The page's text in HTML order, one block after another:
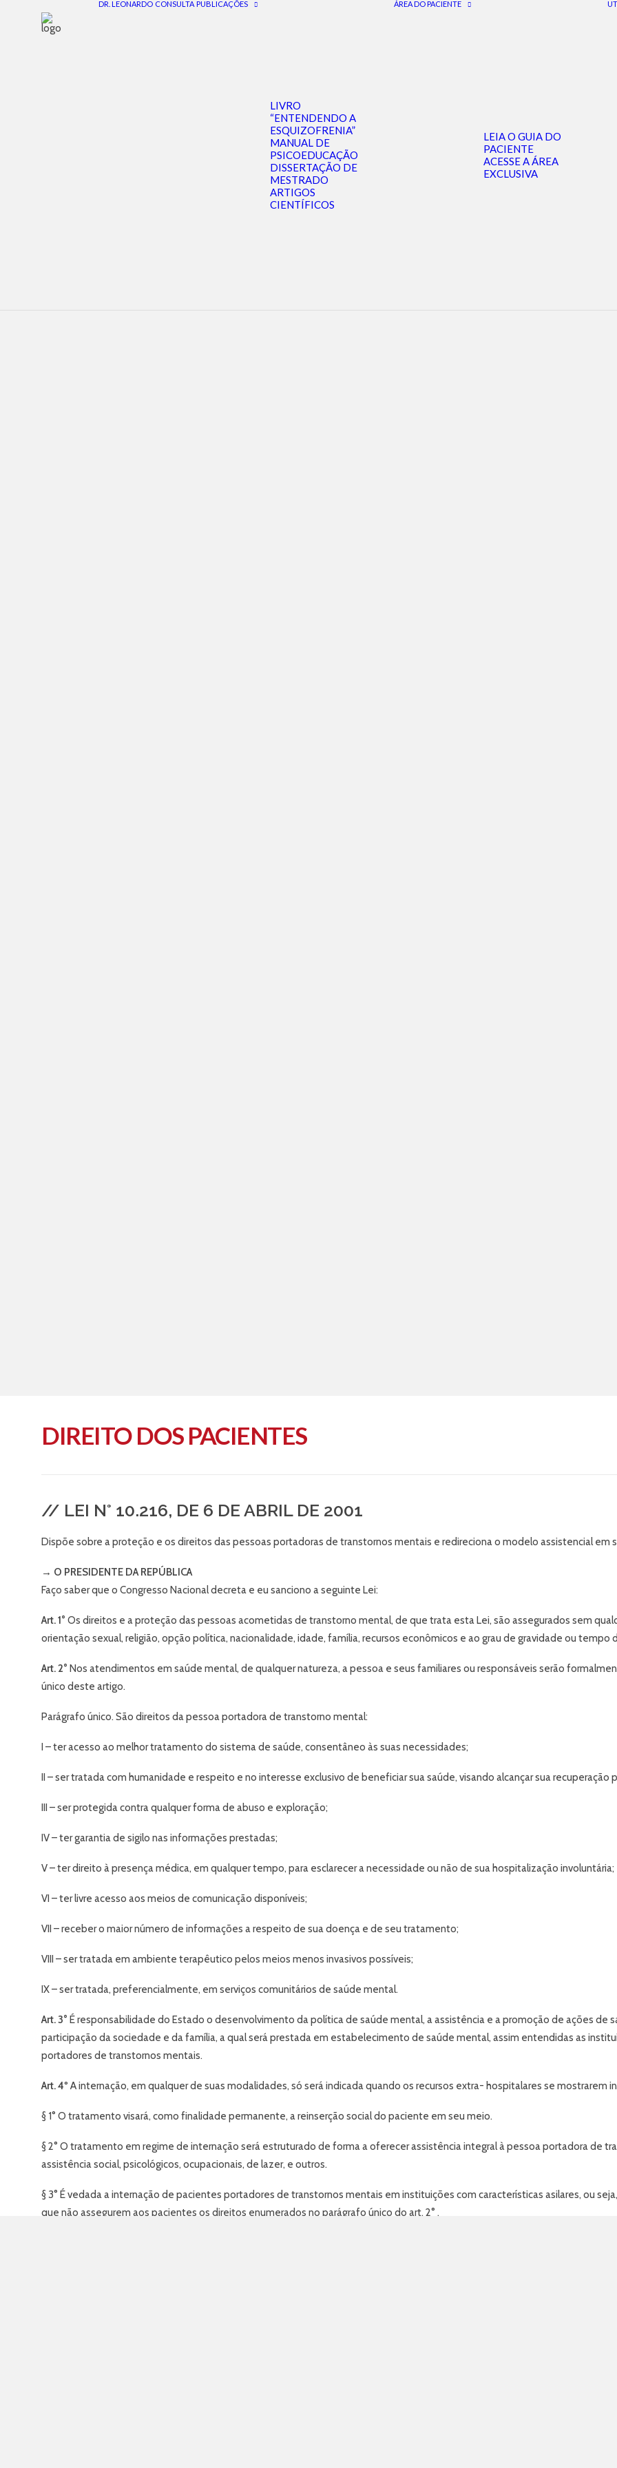
DR. LEONARDO CONSULTA PUBLICAÇÕES
LIVRO
“ENTENDENDO A
ESQUIZOFRENIA”
MANUAL DE
PSICOEDUCAÇÃO
DISSERTAÇÃO DE
MESTRADO
ARTIGOS
CIENTÍFICOS
ÁREA DO PACIENTE
LEIA O GUIA DO
PACIENTE
ACESSE A ÁREA
EXCLUSIVA
DIREITO DOS PACIENTES
// LEI N° 10.216, DE 6 DE ABRIL DE 2001
Dispõe sobre a proteção e os direitos das pessoas portadoras de transtornos mentais e redireciona o modelo assistencial em
→ O PRESIDENTE DA REPÚBLICA
Faço saber que o Congresso Nacional decreta e eu sanciono a seguinte Lei:
Art. 1° Os direitos e a proteção das pessoas acometidas de transtorno mental, de que trata esta Lei, são assegurados sem
orientação sexual, religião, opção política, nacionalidade, idade, família, recursos econômicos e ao grau de gravidade ou
Art. 2° Nos atendimentos em saúde mental, de qualquer natureza, a pessoa e seus familiares ou responsáveis serão
único deste artigo.
Parágrafo único. São direitos da pessoa portadora de transtorno mental:
I – ter acesso ao melhor tratamento do sistema de saúde, consentâneo às suas necessidades;
II – ser tratada com humanidade e respeito e no interesse exclusivo de beneficiar sua saúde, visando alcançar sua recuperação
III – ser protegida contra qualquer forma de abuso e exploração;
IV – ter garantia de sigilo nas informações prestadas;
V – ter direito à presença médica, em qualquer tempo, para esclarecer a necessidade ou não de sua hospitalização involuntária;
VI – ter livre acesso aos meios de comunicação disponíveis;
VII – receber o maior número de informações a respeito de sua doença e de seu tratamento;
VIII – ser tratada em ambiente terapêutico pelos meios menos invasivos possíveis;
IX – ser tratada, preferencialmente, em serviços comunitários de saúde mental.
Art. 3° É responsabilidade do Estado o desenvolvimento da política de saúde mental, a assistência e a promoção de ações de
participação da sociedade e da família, a qual será prestada em estabelecimento de saúde mental, assim entendidas as
portadores de transtornos mentais.
Art. 4º A internação, em qualquer de suas modalidades, só será indicada quando os recursos extra- hospitalares se mostrarem
§ 1° O tratamento visará, como finalidade permanente, a reinserção social do paciente em seu meio.
§ 2° O tratamento em regime de internação será estruturado de forma a oferecer assistência integral à pessoa portadora de
assistência social, psicológicos, ocupacionais, de lazer, e outros.
§ 3° É vedada a internação de pacientes portadores de transtornos mentais em instituições com características asilares, ou
que não assegurem aos pacientes os direitos enumerados no parágrafo único do art. 2° .